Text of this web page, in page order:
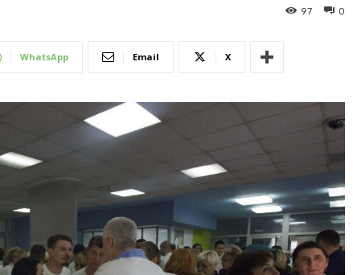
0
97
WhatsApp Email X